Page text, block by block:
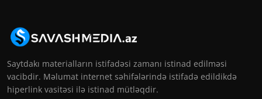
Saytdakı materialların istifadəsi zamanı istinad edilməsi
vacibdir. Məlumat internet səhifələrində istifadə edildikdə
hiperlink vasitəsi ilə istinad mütləqdir.